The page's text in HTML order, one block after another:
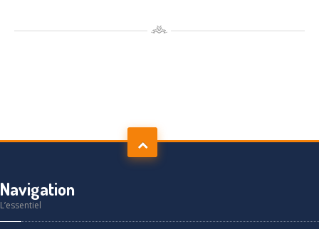
Navigation
L’essentiel